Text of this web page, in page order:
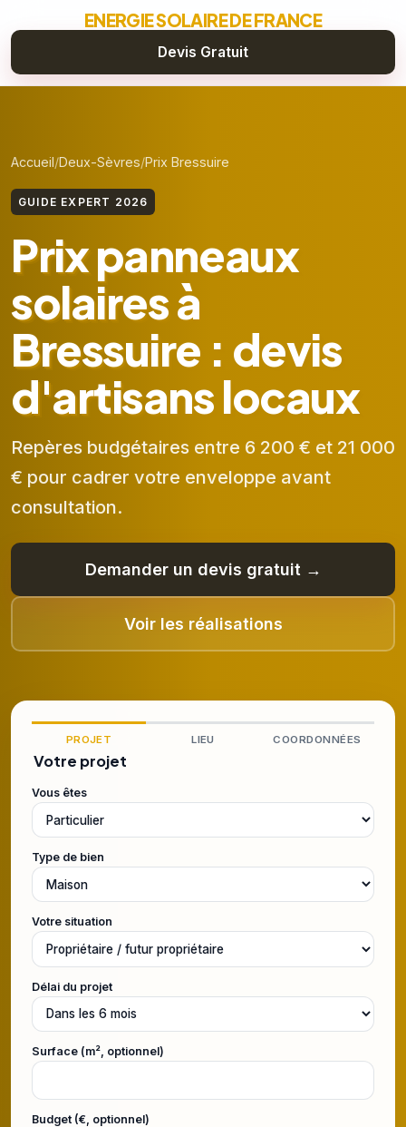
ENERGIE SOLAIRE DE FRANCE
Devis Gratuit
Accueil Deux-Sèvres Prix Bressuire
GUIDE EXPERT 2026
Prix panneaux
solaires à
Bressuire : devis
d'artisans locaux
Repères budgétaires entre 6 200 € et 21 000
€ pour cadrer votre enveloppe avant
consultation.
Demander un devis gratuit →
Voir les réalisations
PROJET LIEU COORDONNÉES
Votre projet
Vous êtes
Type de bien
Votre situation
Délai du projet
Surface (m², optionnel)
Budget (€, optionnel)